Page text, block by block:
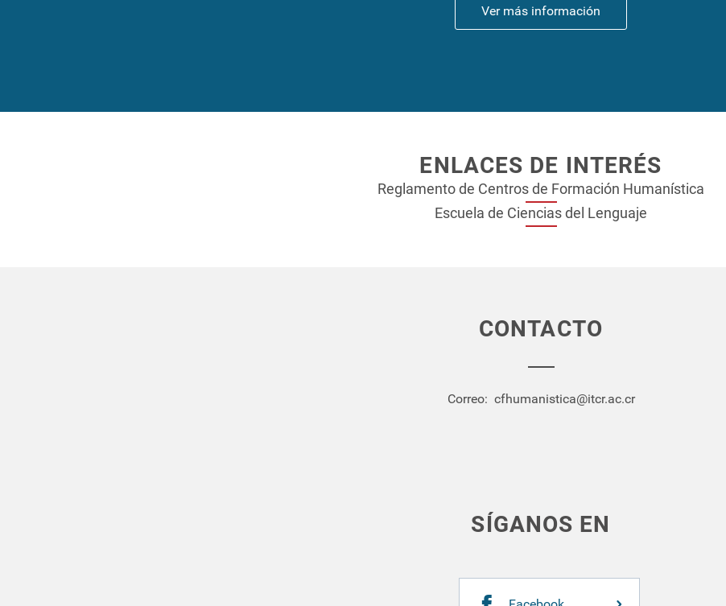
Ver más información
ENLACES DE INTERÉS
Reglamento de Centros de Formación Humanística
Escuela de Ciencias del Lenguaje
CONTACTO
Correo: cfhumanistica@itcr.ac.cr
SÍGANOS EN